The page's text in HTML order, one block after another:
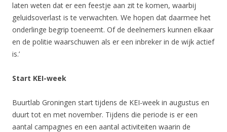
laten weten dat er een feestje aan zit te komen, waarbij
geluidsoverlast is te verwachten. We hopen dat daarmee het
onderlinge begrip toeneemt. Of de deelnemers kunnen elkaar
en de politie waarschuwen als er een inbreker in de wijk actief
is.’
Start KEI-week
Buurtlab Groningen start tijdens de KEI-week in augustus en
duurt tot en met november. Tijdens die periode is er een
aantal campagnes en een aantal activiteiten waarin de